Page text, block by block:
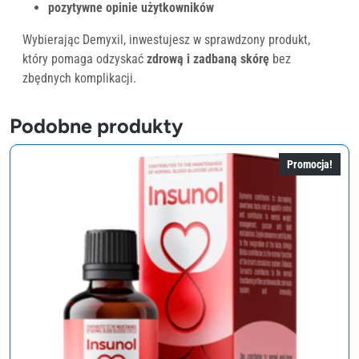
pozytywne opinie użytkowników
Wybierając Demyxil, inwestujesz w sprawdzony produkt,
który pomaga odzyskać zdrową i zadbaną skórę bez
zbędnych komplikacji.
Podobne produkty
Promocja!